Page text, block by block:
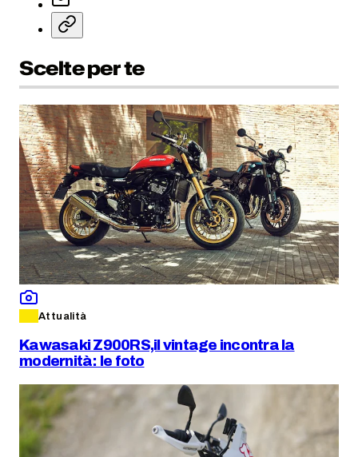
Scelte per te
Attualità
Kawasaki Z900RS,il vintage incontra la
modernità: le foto